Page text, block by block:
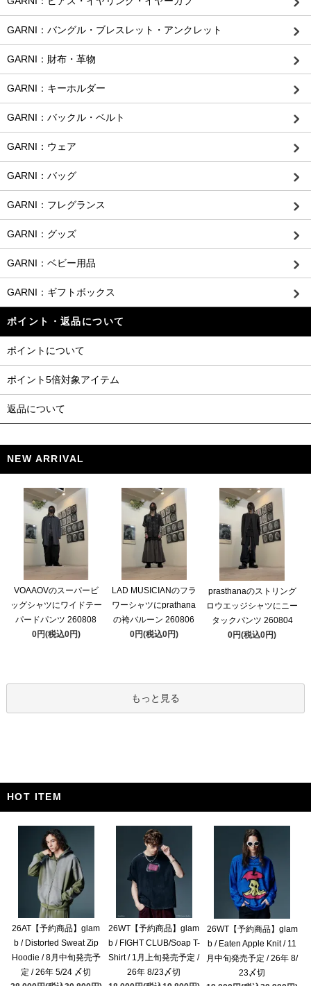
GARNI：バングル・ブレスレット・アンクレット
GARNI：財布・革物
GARNI：キーホルダー
GARNI：バックル・ベルト
GARNI：ウェア
GARNI：バッグ
GARNI：フレグランス
GARNI：グッズ
GARNI：ベビー用品
GARNI：ギフトボックス
ポイント・返品について
ポイントについて
ポイント5倍対象アイテム
返品について
NEW ARRIVAL
VOAAOVのスーパービ
ッグシャツにワイドテー
パードパンツ 260808
0円(税込0円)
LAD MUSICIANのフラ
ワーシャツにprathana
の袴バルーン 260806
0円(税込0円)
prasthanaのストリング
ロウエッジシャツにニー
タックパンツ 260804
0円(税込0円)
もっと見る
HOT ITEM
26AT【予約商品】glam
b / Distorted Sweat Zip
Hoodie / 8月中旬発売予
定 / 26年 5/24 〆切
26WT【予約商品】glam
b / FIGHT CLUB/Soap T-
Shirt / 1月上旬発売予定 /
26年 8/23〆切
26WT【予約商品】glam
b / Eaten Apple Knit / 11
月中旬発売予定 / 26年 8/
23〆切